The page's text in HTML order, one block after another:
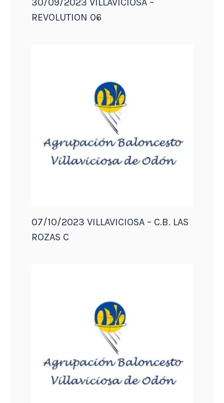
REVOLUTION 06
07/10/2023 VILLAVICIOSA – C.B. LAS
ROZAS C